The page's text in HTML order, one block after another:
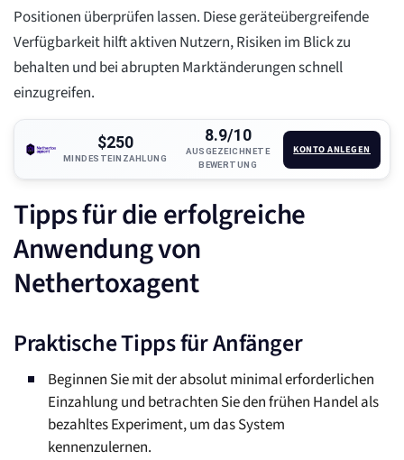
Positionen überprüfen lassen. Diese geräteübergreifende
Verfügbarkeit hilft aktiven Nutzern, Risiken im Blick zu
behalten und bei abrupten Marktänderungen schnell
einzugreifen.
$250
MINDESTEINZAHLUNG
8.9/10
AUSGEZEICHNETE
BEWERTUNG
KONTO ANLEGEN
Tipps für die erfolgreiche
Anwendung von
Nethertoxagent
Praktische Tipps für Anfänger
Beginnen Sie mit der absolut minimal erforderlichen
Einzahlung und betrachten Sie den frühen Handel als
bezahltes Experiment, um das System
kennenzulernen.